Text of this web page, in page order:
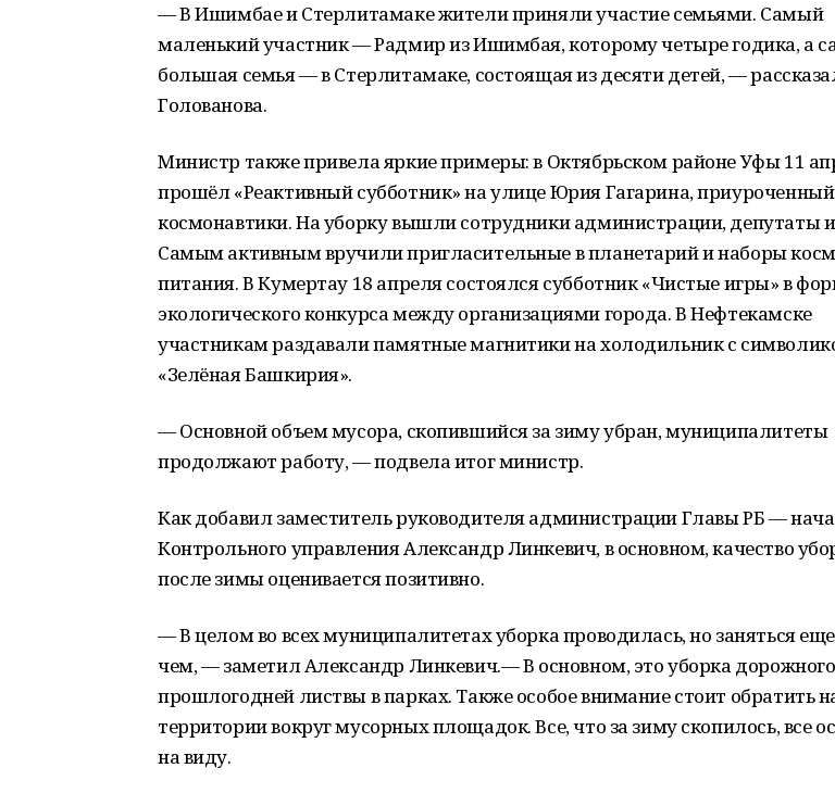
— В Ишимбае и Стерлитамаке жители приняли участие семьями. Самый
маленький участник — Радмир из Ишимбая, которому четыре годика, а
большая семья — в Стерлитамаке, состоящая из десяти детей, —
Голованова.
Министр также привела яркие примеры: в Октябрьском районе Уфы 11
прошёл «Реактивный субботник» на улице Юрия Гагарина,
космонавтики. На уборку вышли сотрудники администрации, депутаты
Самым активным вручили пригласительные в планетарий и наборы
питания. В Кумертау 18 апреля состоялся субботник «Чистые игры» в
экологического конкурса между организациями города. В Нефтекамске
участникам раздавали памятные магнитики на холодильник с
«Зелёная Башкирия».
— Основной объем мусора, скопившийся за зиму убран, муниципалитеты
продолжают работу, — подвела итог министр.
Как добавил заместитель руководителя администрации Главы РБ —
Контрольного управления Александр Линкевич, в основном, качество
после зимы оценивается позитивно.
— В целом во всех муниципалитетах уборка проводилась, но заняться еще
чем, — заметил Александр Линкевич.— В основном, это уборка
прошлогодней листвы в парках. Также особое внимание стоит обратить
территории вокруг мусорных площадок. Все, что за зиму скопилось, все
на виду.